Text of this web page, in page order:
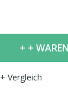
+
+ Vergleich